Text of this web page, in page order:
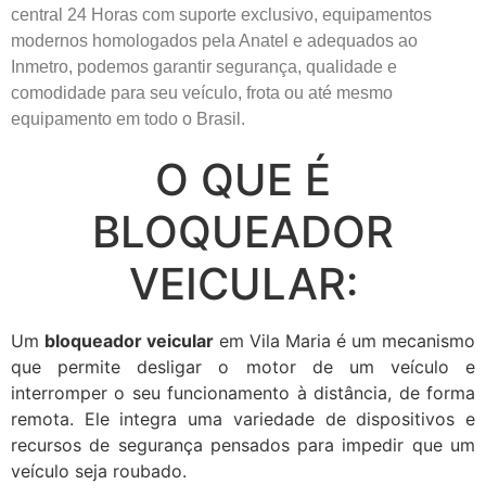
central 24 Horas com suporte exclusivo, equipamentos
modernos homologados pela Anatel e adequados ao
Inmetro, podemos garantir segurança, qualidade e
comodidade para seu veículo, frota ou até mesmo
equipamento em todo o Brasil.
O QUE É
BLOQUEADOR
VEICULAR:
Um bloqueador veicular em Vila Maria é um mecanismo
que permite desligar o motor de um veículo e
interromper o seu funcionamento à distância, de forma
remota. Ele integra uma variedade de dispositivos e
recursos de segurança pensados para impedir que um
veículo seja roubado.